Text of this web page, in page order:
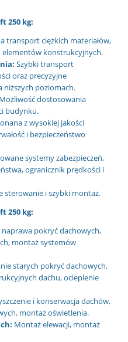
250 kg:
transport ciężkich materiałów,
elementów konstrukcyjnych.
Szybki transport
oraz precyzyjne
niższych poziomach.
Możliwość dostosowania
budynku.
z wysokiej jakości
i bezpieczeństwo
systemy zabezpieczeń,
ogranicznik prędkości i
sterowanie i szybki montaż.
250 kg:
pokryć dachowych,
montaż systemów
starych pokryć dachowych,
dachu, ocieplenie
i konserwacja dachów,
montaż oświetlenia.
Montaż elewacji, montaż